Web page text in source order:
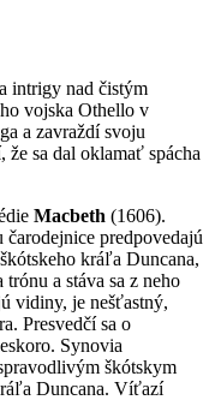
intrigy nad čistým
vojska Othello v
a zavraždí svoju
sa dal oklamať spácha
Macbeth (1606).
predpovedajú
kráľa Duncana,
a stáva sa z neho
vidiny, je nešťastný,
Presvedčí sa o
Synovia
škótskym
Duncana. Víťazí